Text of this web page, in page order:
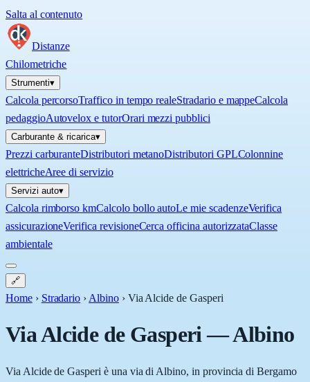
Salta al contenuto
Distanze
Chilometriche
Strumenti▾
Calcola percorsoTraffico in tempo realeStradario e mappeCalcola
pedaggioAutovelox e tutorOrari mezzi pubblici
Carburante & ricarica▾
Prezzi carburanteDistributori metanoDistributori GPLColonnine
elettricheAree di servizio
Servizi auto▾
Calcola rimborso kmCalcolo bollo autoLe mie scadenzeVerifica
assicurazioneVerifica revisioneCerca officina autorizzataClasse
ambientale
🔗
Home › Stradario › Albino › Via Alcide de Gasperi
Via Alcide de Gasperi—Albino
Via Alcide de Gasperi è una via di Albino, in provincia di Bergamo